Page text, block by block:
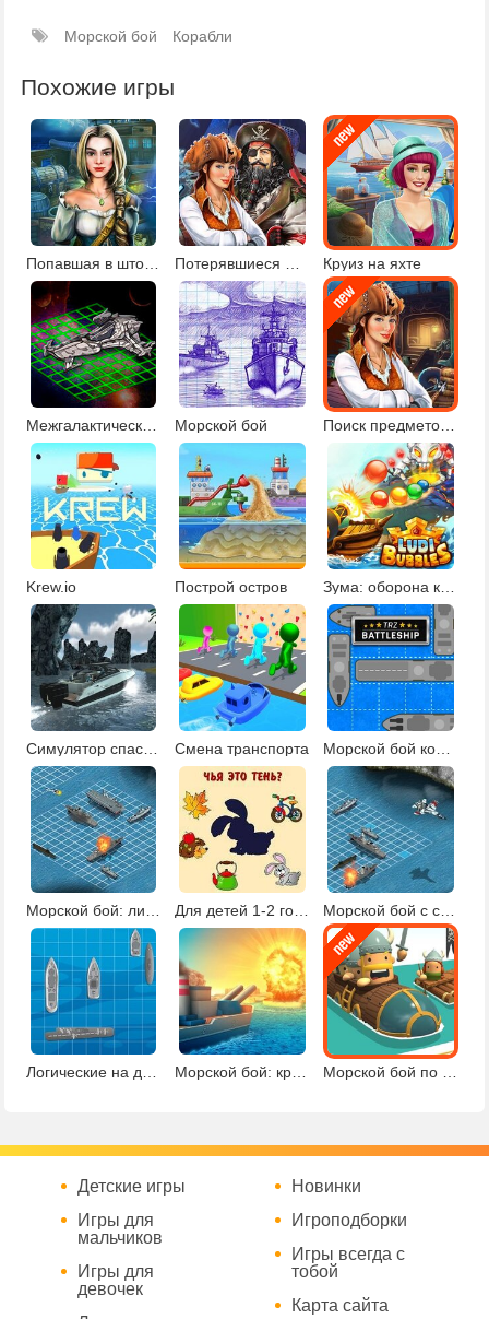
Морской бой Корабли
Похожие игры
Попавшая в шторм Круиз на яхте
Межгалактический морской бой Морской бой Поиск предметов пираты
Krew.io Построй остров Зума: оборона королевства
Симулятор спасательной лодки Смена транспорта Морской бой кораблей
Для детей 1-2 года: чья тень? Морской бой с самолетами
Морской бой: крейсер
Детские игры
Игры для
мальчиков
Игры для
девочек
Новинки
Игроподборки
Игры всегда с
тобой
Карта сайта